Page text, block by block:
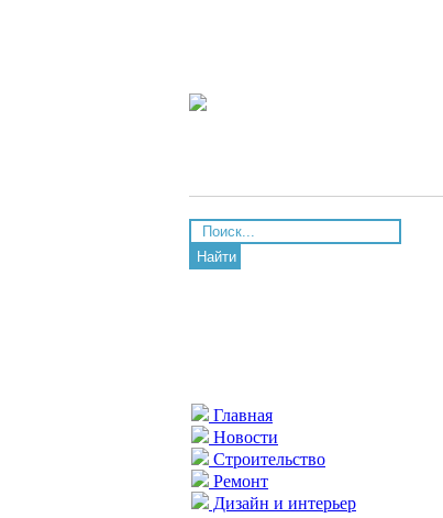
Найти
Главная
Новости
Строительство
Ремонт
Дизайн и интерьер